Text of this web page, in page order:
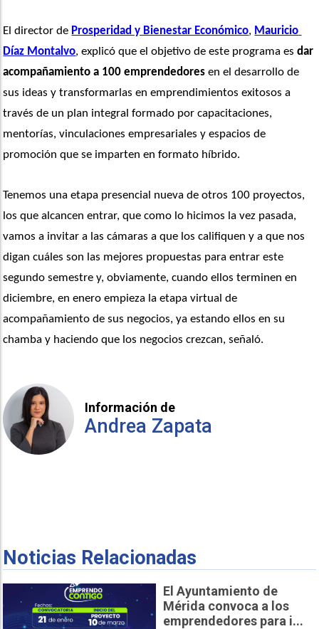
El director de Prosperidad y Bienestar Económico, Mauricio
Díaz Montalvo, explicó que el objetivo de este programa es dar
acompañamiento a 100 emprendedores en el desarrollo de
sus ideas y transformarlas en emprendimientos exitosos a
través de un plan integral formado por capacitaciones,
mentorías, vinculaciones empresariales y espacios de
promoción que se imparten en formato híbrido.
Tenemos una etapa presencial nueva de otros 100 proyectos,
los que alcancen entrar, que como lo hicimos la vez pasada,
vamos a invitar a las cámaras a que los califiquen y a que nos
digan cuáles son las mejores propuestas para entrar este
segundo semestre y, obviamente, cuando ellos terminen en
diciembre, en enero empieza la etapa virtual de
acompañamiento de sus negocios, ya estando ellos en su
chamba y haciendo que los negocios crezcan, señaló.
Información de
Andrea Zapata
Noticias Relacionadas
El Ayuntamiento de
Mérida convoca a los
emprendedores para i...